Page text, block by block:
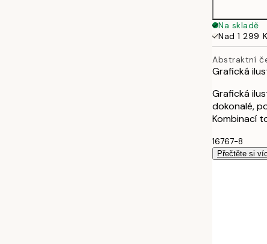
Na skladě
Nad 1 299
Abstraktní
Grafická
Grafická
dokonalé,
Kombinací
16767-8
Přečtěte si